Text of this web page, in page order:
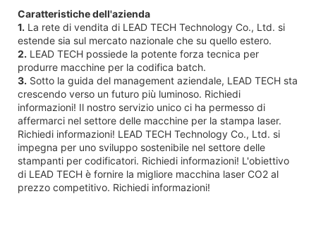
Caratteristiche dell'azienda
1. La rete di vendita di LEAD TECH Technology Co., Ltd. si
estende sia sul mercato nazionale che su quello estero.
2. LEAD TECH possiede la potente forza tecnica per
produrre macchine per la codifica batch.
3. Sotto la guida del management aziendale, LEAD TECH sta
crescendo verso un futuro più luminoso. Richiedi
informazioni! Il nostro servizio unico ci ha permesso di
affermarci nel settore delle macchine per la stampa laser.
Richiedi informazioni! LEAD TECH Technology Co., Ltd. si
impegna per uno sviluppo sostenibile nel settore delle
stampanti per codificatori. Richiedi informazioni! L'obiettivo
di LEAD TECH è fornire la migliore macchina laser CO2 al
prezzo competitivo. Richiedi informazioni!